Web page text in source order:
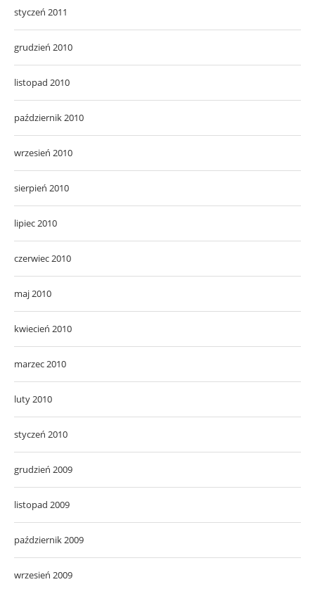
styczeń 2011
grudzień 2010
listopad 2010
październik 2010
wrzesień 2010
sierpień 2010
lipiec 2010
czerwiec 2010
maj 2010
kwiecień 2010
marzec 2010
luty 2010
styczeń 2010
grudzień 2009
listopad 2009
październik 2009
wrzesień 2009